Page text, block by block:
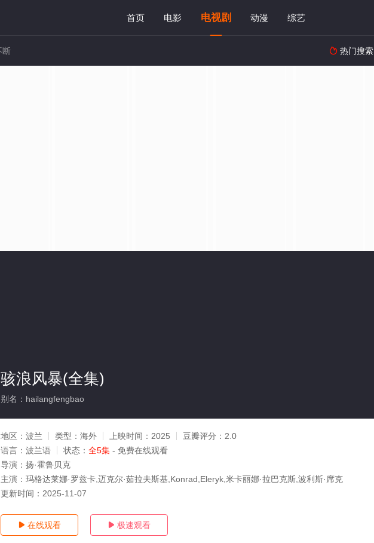
首页 电影 电视剧 动漫 综艺
 热门搜索
骇浪风暴(全集)
别名：hailangfengbao
地区： 波兰 类型： 海外 上映时间： 2025 豆瓣评分： 2.0
语言： 波兰语 状态： 全5集 - 免费在线观看
导演： 扬·霍鲁贝克
主演： 玛格达莱娜·罗兹卡,迈克尔·茹拉夫斯基,Konrad,Eleryk,米卡丽娜·拉巴克斯,波利斯·席克
更新时间： 2025-11-07
 在线观看  极速观看